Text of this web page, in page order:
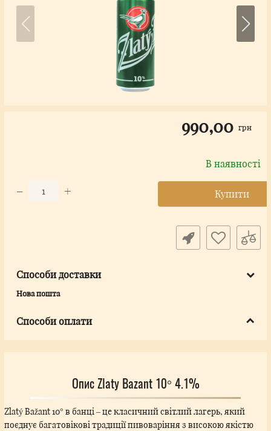
990,00 грн
В наявності
− + Купити
Способи доставки
Нова пошта
Способи оплати
Опис Zlaty Bazant 10° 4.1%
Zlatý Bažant 10° в банці – це класичний світлий лагерь, який
поєднує багатовікові традиції пивоваріння з високою якістю